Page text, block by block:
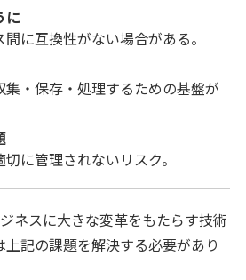
に
に互換性がない場合がある。
・保存・処理するための基盤が
に管理されないリスク。
ネスに大きな変革をもたらす技術
記の課題を解決する必要があり